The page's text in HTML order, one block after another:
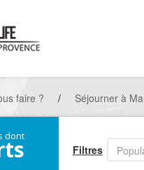
faire ? / Séjourner à
dont
Filtres